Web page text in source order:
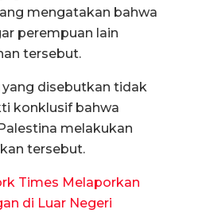
mengatakan bahwa
perempuan lain
tersebut.
yang disebutkan tidak
konklusif bahwa
melakukan
tersebut.
Times Melaporkan
di Luar Negeri